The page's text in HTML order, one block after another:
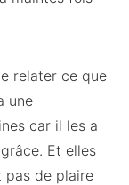
relater ce que
une
car il les a
Et elles
pas de plaire